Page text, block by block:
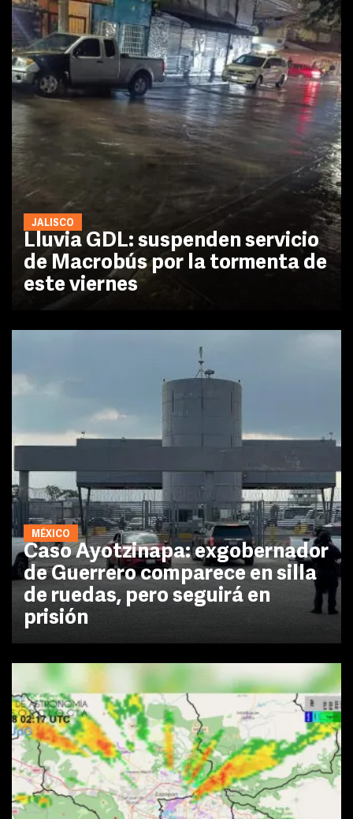
JALISCO
Lluvia GDL: suspenden servicio
de Macrobús por la tormenta de
este viernes
MÉXICO
Caso Ayotzinapa: exgobernador
de Guerrero comparece en silla
de ruedas, pero seguirá en
prisión